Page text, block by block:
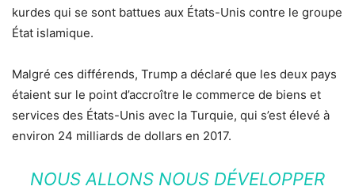
kurdes qui se sont battues aux États-Unis contre le groupe
État islamique.
Malgré ces différends, Trump a déclaré que les deux pays
étaient sur le point d’accroître le commerce de biens et
services des États-Unis avec la Turquie, qui s’est élevé à
environ 24 milliards de dollars en 2017.
NOUS ALLONS NOUS DÉVELOPPER